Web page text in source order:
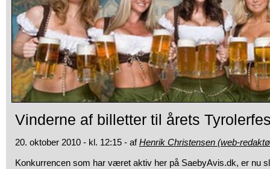
Vinderne af billetter til årets
20. oktober 2010 - kl. 12:15 - afHenrik Christensen (web-
Konkurrencen som har været aktiv her på SaebyAvis.dk, er nu